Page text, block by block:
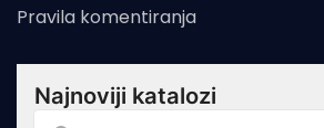
Pravila komentiranja